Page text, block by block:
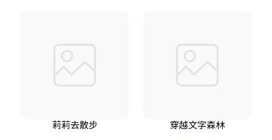
莉莉去散步
穿越文字森林